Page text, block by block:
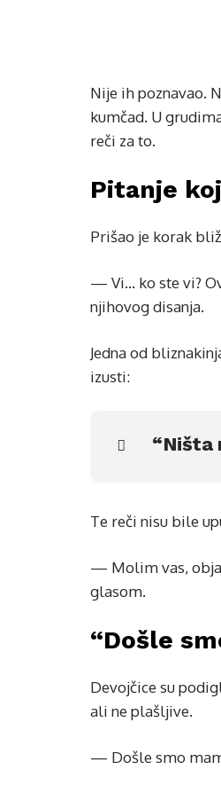
Nije ih poznavao.
kumčad. U
reči za to.
Pitanje
Prišao je korak
— Vi… ko ste vi?
njihovog disanja.
Jedna od
izusti:
“Ništa
Te reči nisu bile
— Molim vas,
glasom.
“Došle
Devojčice su
ali ne plašljive.
— Došle smo